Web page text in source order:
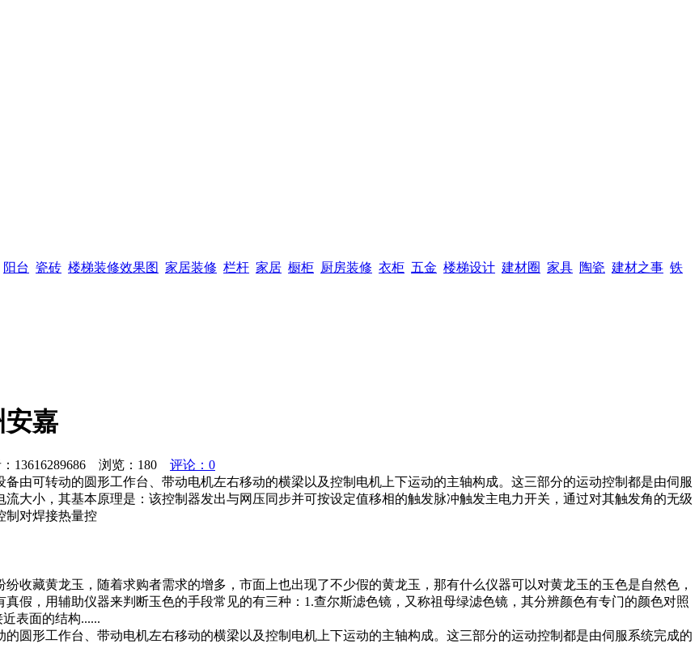
阳台 瓷砖 楼梯装修效果图 家居装修 栏杆 家居 橱柜 厨房装修 衣柜 五金 楼梯设计 建材圈 家具 陶瓷 建材之事 铁
嘉
13616289686 浏览： 180
评论：0
由可转动的圆形工作台、带动电机左右移动的横梁以及控制电机上下运动的主轴构成。这三部分的运动控制都是由伺服
大小，其基本原理是：该控制器发出与网压同步并可按设定值移相的触发脉冲触发主电力开关，通过对其触发角的无级
制对焊接热量控
收藏黄龙玉，随着求购者需求的增多，市面上也出现了不少假的黄龙玉，那有什么仪器可以对黄龙玉的玉色是自然色，
假，用辅助仪器来判断玉色的手段常见的有三种：1.查尔斯滤色镜，又称祖母绿滤色镜，其分辨颜色有专门的颜色对照
表面的结构......
圆形工作台、带动电机左右移动的横梁以及控制电机上下运动的主轴构成。这三部分的运动控制都是由伺服系统完成的